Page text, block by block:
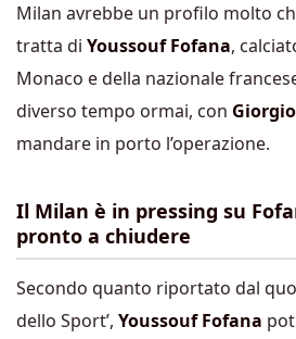
Milan avrebbe un profilo molto
tratta di Youssouf Fofana,
Monaco e della nazionale
diverso tempo ormai, con
mandare in porto l’operazione.
Il Milan è in pressing su
pronto a chiudere
Secondo quanto riportato dal
dello Sport’, Youssouf Fofana